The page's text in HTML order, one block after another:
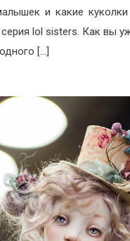
и какие куколки
lol sisters. Как вы
[…]